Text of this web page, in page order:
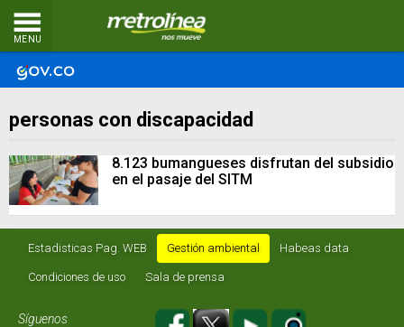
MENU
personas con discapacidad
8.123 bumangueses disfrutan del subsidio
en el pasaje del SITM
Estadisticas Pag. WEB Gestión ambiental Habeas data
Condiciones de uso Sala de prensa
Síguenos